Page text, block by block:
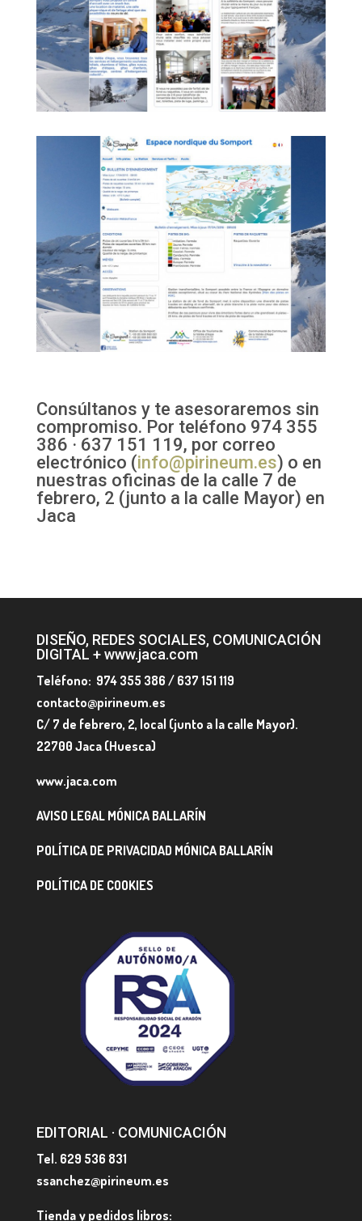
Consúltanos y te asesoraremos sin
compromiso. Por teléfono 974 355
386 · 637 151 119, por correo
electrónico (info@pirineum.es) o en
nuestras oficinas de la calle 7 de
febrero, 2 (junto a la calle Mayor) en
Jaca
DISEÑO, REDES SOCIALES, COMUNICACIÓN
DIGITAL + www.jaca.com
Teléfono: 974 355 386 / 637 151 119
contacto@pirineum.es
C/ 7 de febrero, 2, local (junto a la calle Mayor).
22700 Jaca (Huesca)
www.jaca.com
AVISO LEGAL MÓNICA BALLARÍN
POLÍTICA DE PRIVACIDAD MÓNICA BALLARÍN
POLÍTICA DE COOKIES
EDITORIAL · COMUNICACIÓN
Tel. 629 536 831
ssanchez@pirineum.es
Tienda y pedidos libros: